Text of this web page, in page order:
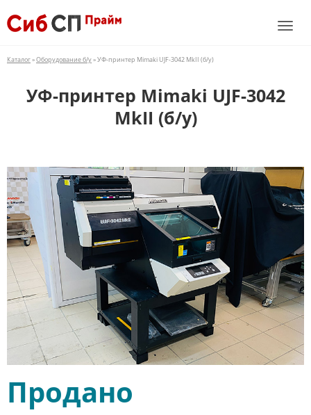
Каталог»Оборудование б/у» УФ-принтер Mimaki UJF-3042 MkII (б/у)
УФ-принтер Mimaki UJF-3042
MkII (б/у)
Продано